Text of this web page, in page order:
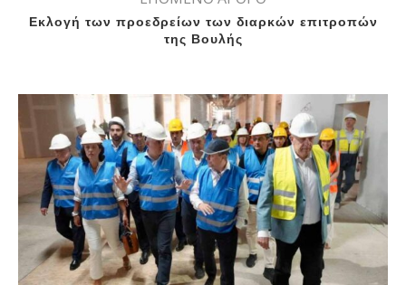
Εκλογή των προεδρείων των διαρκών επιτροπών
της Βουλής